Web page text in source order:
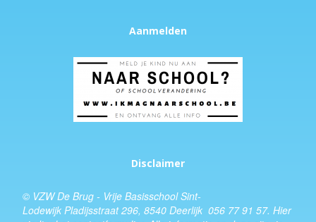
Aanmelden
Disclaimer
© VZW De Brug - Vrije Basisschool Sint-
Lodewijk Pladijsstraat 296, 8540 Deerlijk 056 77 91 57. Hier